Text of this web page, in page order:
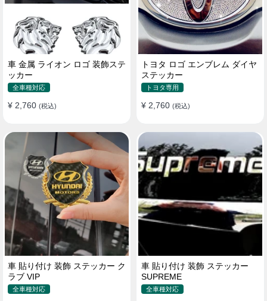
車 金属 ライオン ロゴ 装飾ステ
ッカー
全車種対応
¥ 2,760 (税込)
トヨタ ロゴ エンブレム ダイヤ
ステッカー
トヨタ専用
¥ 2,760 (税込)
車 貼り付け 装飾 ステッカー ク
ラブ VIP
全車種対応
車 貼り付け 装飾 ステッカー
SUPREME
全車種対応